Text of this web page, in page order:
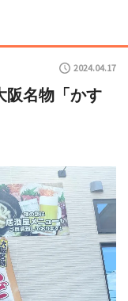
2024.04.17
名物「かす